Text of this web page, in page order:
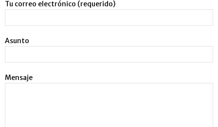
Tu correo electrónico (requerido)
Asunto
Mensaje